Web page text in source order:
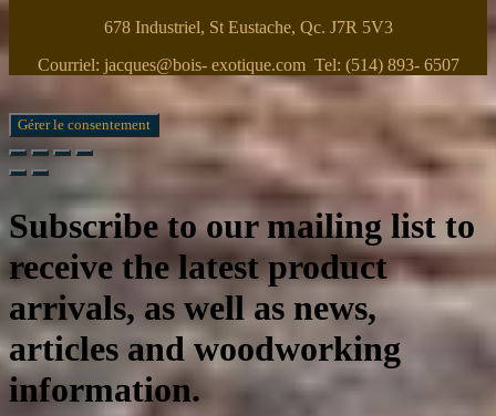
678 Industriel, St Eustache, Qc. J7R 5V3
Courriel: jacques@bois- exotique.com Tel: (514) 893- 6507
Gérer le consentement
Subscribe to our mailing list to
receive the latest product
arrivals, as well as news,
articles and woodworking
information.